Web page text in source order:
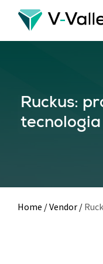
Skip
main
Ruckus:
tecnologia
Home /Vendor /